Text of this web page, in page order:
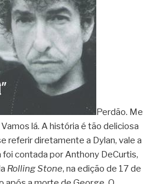
Perdão. Me
lá. A história é tão deliciosa
referir diretamente a Dylan, vale a
foi contada por Anthony DeCurtis,
Rolling Stone, na edição de 17 de